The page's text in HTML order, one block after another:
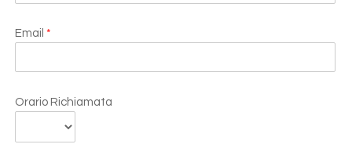
Email *
Orario Richiamata